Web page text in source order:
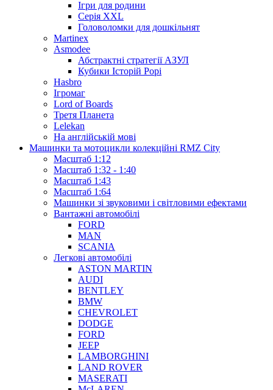
Ігри для родини
Серія XXL
Головоломки для дошкільнят
Martinex
Asmodee
Абстрактні стратегії АЗУЛ
Кубики Історій Рорі
Hasbro
Ігромаг
Lord of Boards
Третя Планета
Lelekan
На англійській мові
Машинки та мотоцикли колекційні RMZ City
Масштаб 1:12
Масштаб 1:32 - 1:40
Масштаб 1:43
Масштаб 1:64
Машинки зі звуковими і світловими ефектами
Вантажні автомобілі
FORD
MAN
SCANIA
Легкові автомобілі
ASTON MARTIN
AUDI
BENTLEY
BMW
CHEVROLET
DODGE
FORD
JEEP
LAMBORGHINI
LAND ROVER
MASERATI